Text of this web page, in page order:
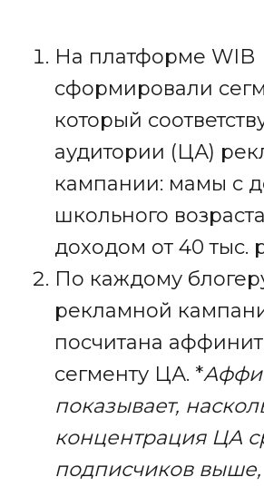
На платформе WIB
сформировали
который
аудитории (ЦА)
кампании: мамы с
школьного
доходом от 40 тыс.
По каждому
рекламной
посчитана
сегменту ЦА. *
показывает,
концентрация ЦА
подписчиков